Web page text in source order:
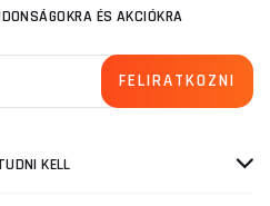
ÉS AKCIÓKRA
KELL